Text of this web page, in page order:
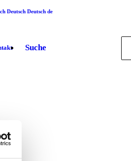
Deutsch Deutsch de
Suche